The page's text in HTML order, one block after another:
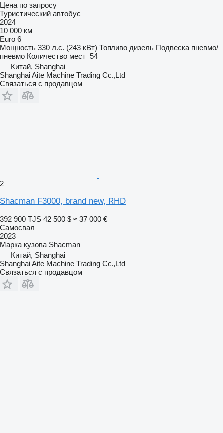
Цена по запросу
Туристический автобус
2024
10 000 км
Euro 6
Мощность 330 л.с. (243 кВт) Топливо дизель Подвеска пневмо/
пневмо Количество мест 54
Китай, Shanghai
Shanghai Aite Machine Trading Co.,Ltd
Связаться с продавцом
2
Shacman F3000, brand new, RHD
392 900 TJS 42 500 $ ≈ 37 000 €
Самосвал
2023
Марка кузова Shacman
Китай, Shanghai
Shanghai Aite Machine Trading Co.,Ltd
Связаться с продавцом